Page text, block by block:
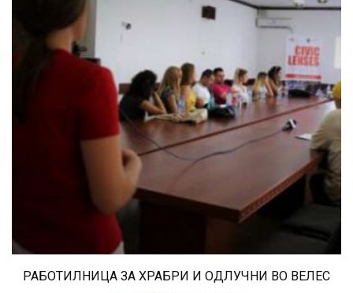
РАБОТИЛНИЦА ЗА ХРАБРИ И ОДЛУЧНИ ВО ВЕЛЕС